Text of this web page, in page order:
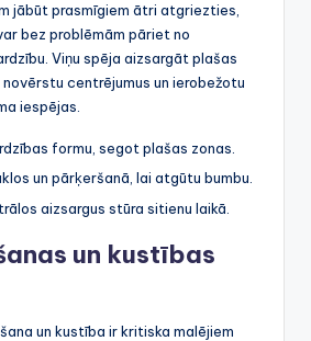
jābūt prasmīgiem ātri atgriezties,
bez problēmām pāriet no
Viņu spēja aizsargāt plašas
centrējumus un ierobežotu
iespējas.
formu, segot plašas zonas.
un pārķeršanā, lai atgūtu bumbu.
aizsargus stūra sitienu laikā.
un kustības
un kustība ir kritiska malējiem